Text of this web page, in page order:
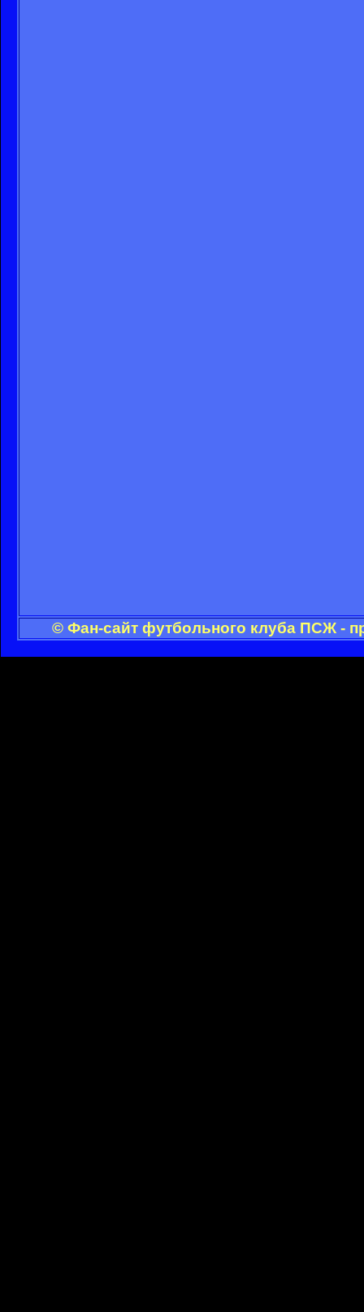
© Фан-сайт футбольного клуба ПСЖ -